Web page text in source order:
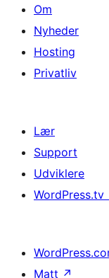
Om
Nyheder
Hosting
Privatliv
Lær
Support
Udviklere
WordPress.tv
Matt ↗